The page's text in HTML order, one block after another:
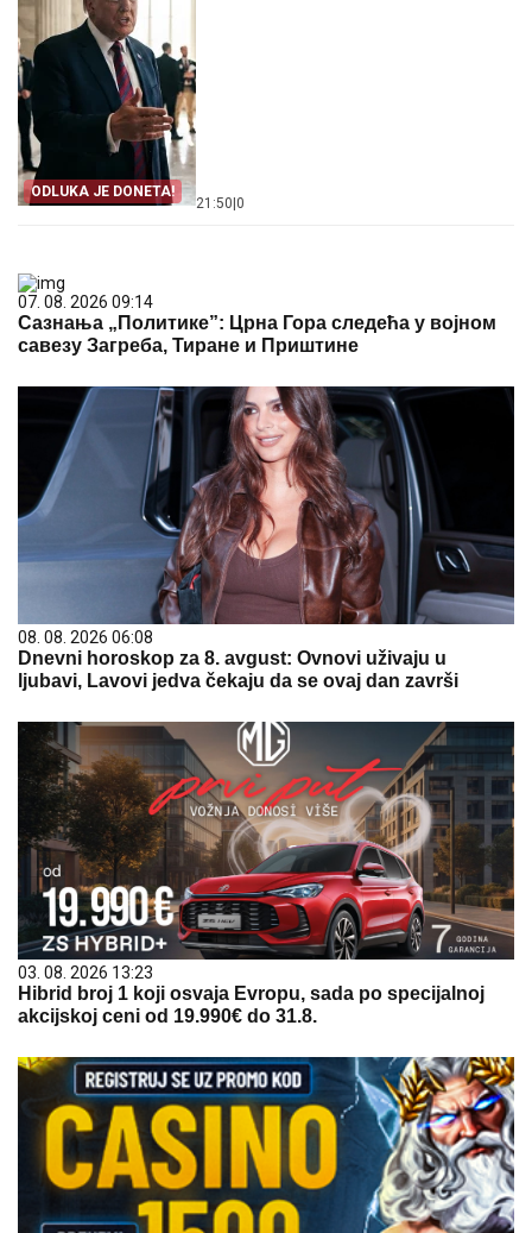
ODLUKA JE DONETA!
21:50 0
07. 08. 2026 09:14
Сазнања „Политике”: Црна Гора следећа у војном
савезу Загреба, Тиране и Приштине
08. 08. 2026 06:08
Dnevni horoskop za 8. avgust: Ovnovi uživaju u
ljubavi, Lavovi jedva čekaju da se ovaj dan završi
03. 08. 2026 13:23
Hibrid broj 1 koji osvaja Evropu, sada po specijalnoj
akcijskoj ceni od 19.990€ do 31.8.